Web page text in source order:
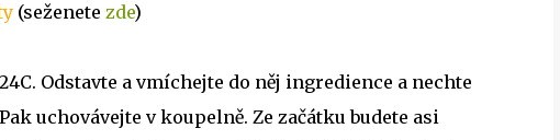
(seženete zde)
Odstavte a vmíchejte do něj ingredience a nechte
uchovávejte v koupelně. Ze začátku budete asi